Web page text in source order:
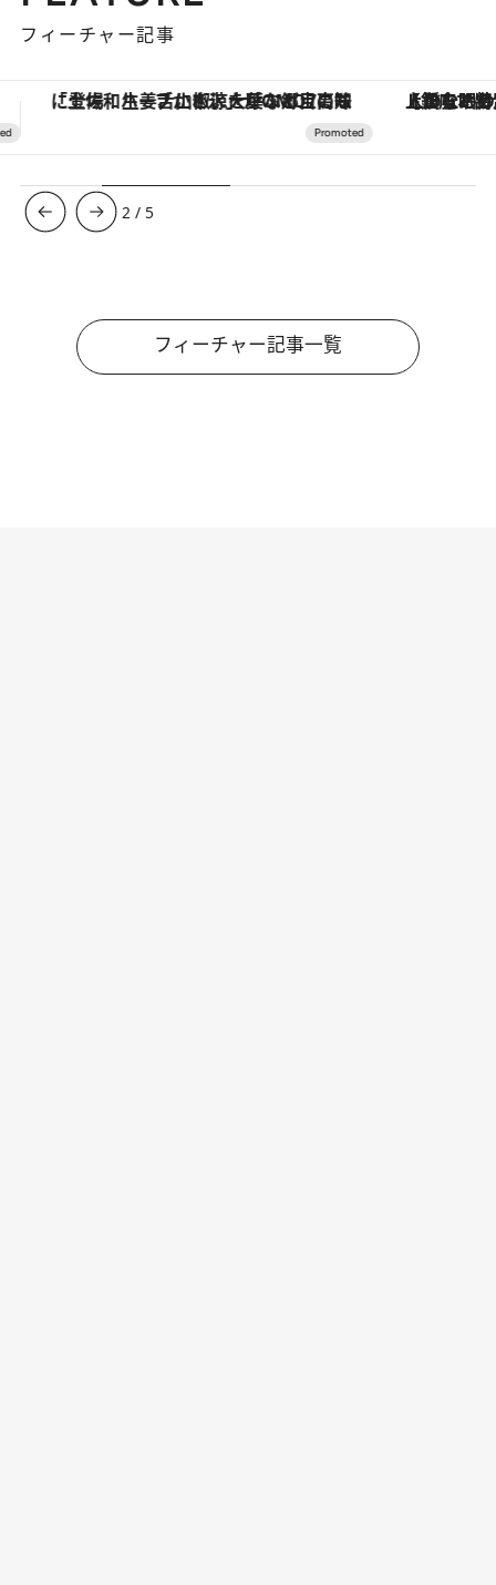
フィーチャー記事
【銀座で出合う最旬美容】美髪ケアや上質な眠り…セルフケアのアップデートから、特別な名入れギフトまで。大人のための「ReFa GINZA」クルーズ ヴァシュロン・コンスタンタ
3 / 5
フィーチャー記事一覧